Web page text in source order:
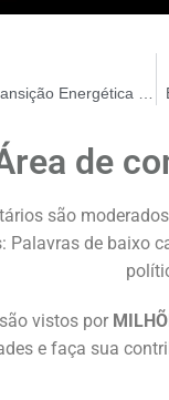
de
são
Palavras de baixo
vistos por
e faça sua